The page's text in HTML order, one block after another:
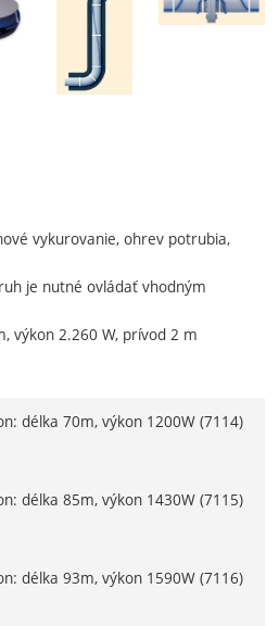
vykurovanie, ohrev potrubia,
je nutné ovládať vhodným
výkon 2.260 W, prívod 2 m
délka 70m, výkon 1200W(7114)
délka 85m, výkon 1430W(7115)
délka 93m, výkon 1590W(7116)